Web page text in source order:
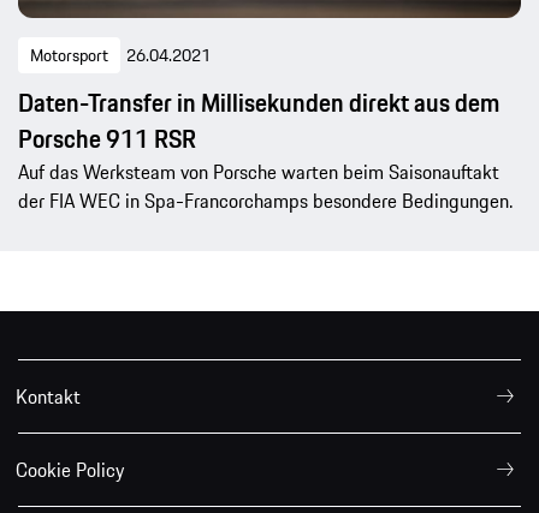
Motorsport 26.04.2021
Daten-Transfer in Millisekunden direkt aus dem
Porsche 911 RSR
Auf das Werksteam von Porsche warten beim Saisonauftakt
der FIA WEC in Spa-Francorchamps besondere Bedingungen.
Kontakt
Cookie Policy